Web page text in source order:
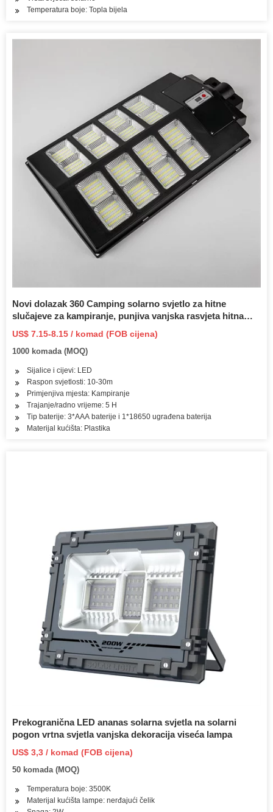
Temperatura boje: Topla bijela
Novi dolazak 360 Camping solarno svjetlo za hitne
slučajeve za kampiranje, punjiva vanjska rasvjeta hitna
LED lampa
US$ 7.15-8.15 / komad (FOB cijena)
1000 komada (MOQ)
Sijalice i cijevi: LED
Raspon svjetlosti: 10-30m
Primjenjiva mjesta: Kampiranje
Trajanje/radno vrijeme: 5 H
Tip baterije: 3*AAA baterije i 1*18650 ugrađena baterija
Materijal kućišta: Plastika
Prekogranična LED ananas solarna svjetla na solarni
pogon vrtna svjetla vanjska dekoracija viseća lampa
US$ 3,3 / komad (FOB cijena)
50 komada (MOQ)
Temperatura boje: 3500K
Materijal kućišta lampe: nerđajući čelik